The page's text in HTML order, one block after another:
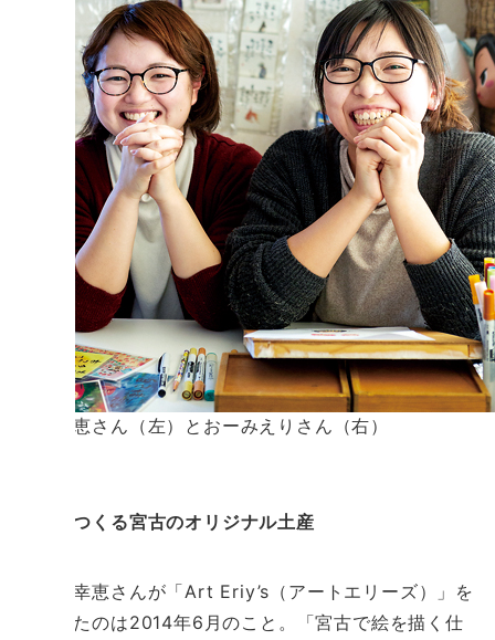
盛岩幸恵さん（左）とおーみえりさん（右）
姉妹でつくる宮古のオリジナル土産
盛岩幸恵さんが「Art Eriy’s（アートエリーズ）」を
設立したのは2014年6月のこと。「宮古で絵を描く仕